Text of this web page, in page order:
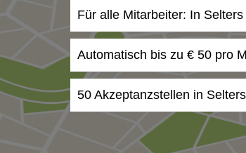
Für alle Mitarbeiter: In
Automatisch bis zu € 50 pro
50 Akzeptanzstellen in